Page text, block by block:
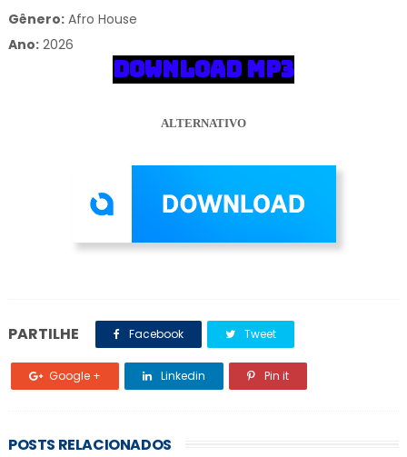
Gênero: Afro House
Ano:2026
DOWNLOAD MP3
ALTERNATIVO
PARTILHE Facebook Tweet
Google + Linkedin Pin it
POSTS RELACIONADOS